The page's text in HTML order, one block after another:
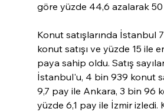
göre yüzde 44,6 azalarak
Konut satışlarında İstanbul
konut satışı ve yüzde 15 ile
paya sahip oldu. Satış
İstanbul'u, 4 bin 939 konut
9,7 pay ile Ankara, 3 bin 96
yüzde 6,1 pay ile İzmir izledi.